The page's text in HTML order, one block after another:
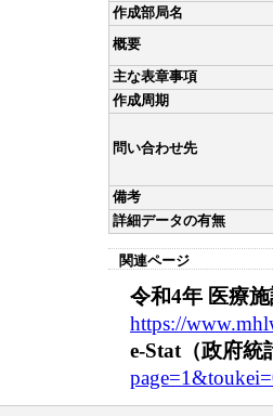
作成部局名
概要
主な表章事項
作成周期
問い合わせ先
備考
詳細データの有無
関連ページ
令和4年 医療
https://
e-Stat（政府統